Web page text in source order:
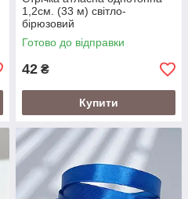
1,2см. (33 м) світло-
бірюзовий
Готово до відправки
42 ₴
Купити